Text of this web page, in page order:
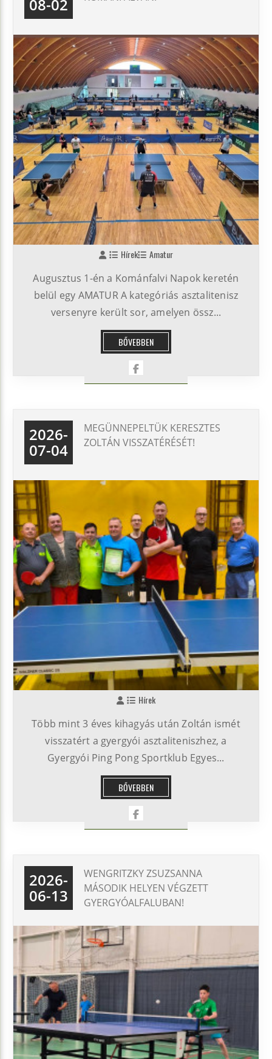
08-02
Hírek Amatur
Augusztus 1-én a Kománfalvi Napok keretén
belül egy AMATUR A kategóriás asztalitenisz
versenyre került sor, amelyen össz...
BŐVEBBEN
2026-
07-04
MEGÜNNEPELTÜK KERESZTES
ZOLTÁN VISSZATÉRÉSÉT!
Hírek
Több mint 3 éves kihagyás után Zoltán ismét
visszatért a gyergyói asztaliteniszhez, a
Gyergyói Ping Pong Sportklub Egyes...
BŐVEBBEN
2026-
06-13
WENGRITZKY ZSUZSANNA
MÁSODIK HELYEN VÉGZETT
GYERGYÓALFALUBAN!